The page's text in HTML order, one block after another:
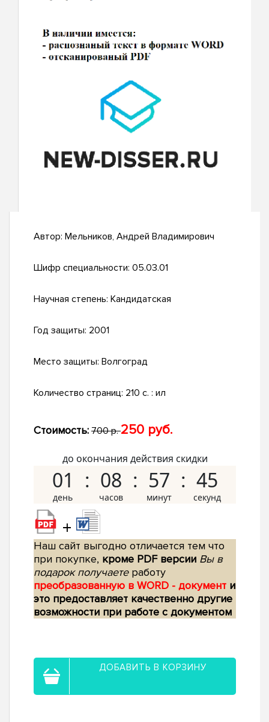
Автор: Мельников, Андрей Владимирович
Шифр специальности: 05.03.01
Научная степень: Кандидатская
Год защиты: 2001
Место защиты: Волгоград
Количество страниц: 210 с. : ил
Стоимость: 700 р.250 руб.
до окончания действия скидки
01 08 57 44
+
Наш сайт выгодно отличается тем что
при покупке, кроме PDF версии Вы в
подарок получаетеработу
преобразованную в WORD - документ и
это предоставляет качественно другие
возможности при работе с документом
ДОБАВИТЬ В КОРЗИНУ